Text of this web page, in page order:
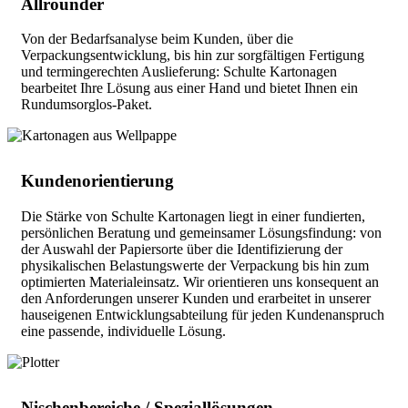
Von der Bedarfsanalyse beim Kunden, über die
Verpackungsentwicklung, bis hin zur sorgfältigen Fertigung
und termingerechten Auslieferung: Schulte Kartonagen
bearbeitet Ihre Lösung aus einer Hand und bietet Ihnen ein
Rundumsorglos-Paket.
Kundenorientierung
Die Stärke von Schulte Kartonagen liegt in einer fundierten,
persönlichen Beratung und gemeinsamer Lösungsfindung: von
der Auswahl der Papiersorte über die Identifizierung der
physikalischen Belastungswerte der Verpackung bis hin zum
optimierten Materialeinsatz. Wir orientieren uns konsequent an
den Anforderungen unserer Kunden und erarbeitet in unserer
hauseigenen Entwicklungsabteilung für jeden Kundenanspruch
eine passende, individuelle Lösung.